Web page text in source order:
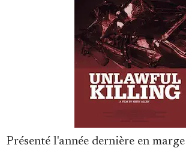
Faire un don
Présenté l'année dernière en